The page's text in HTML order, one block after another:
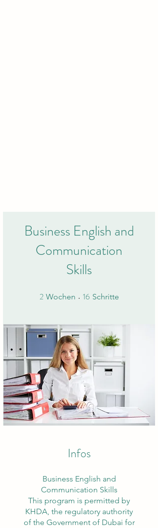
Business English and
Communication
Skills
2 Wochen 2 Wochen
16 Schritte
Infos
Business English and
Communication Skills
This program is permitted by
KHDA, the regulatory authority
of the Government of Dubai for